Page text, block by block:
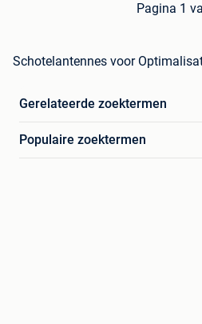
Pagina 1
Schotelantennes voor
Gerelateerde zoektermen
Populaire zoektermen